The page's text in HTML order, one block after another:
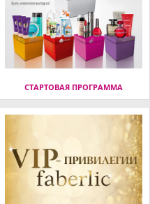
СТАРТОВАЯ ПРОГРАММА